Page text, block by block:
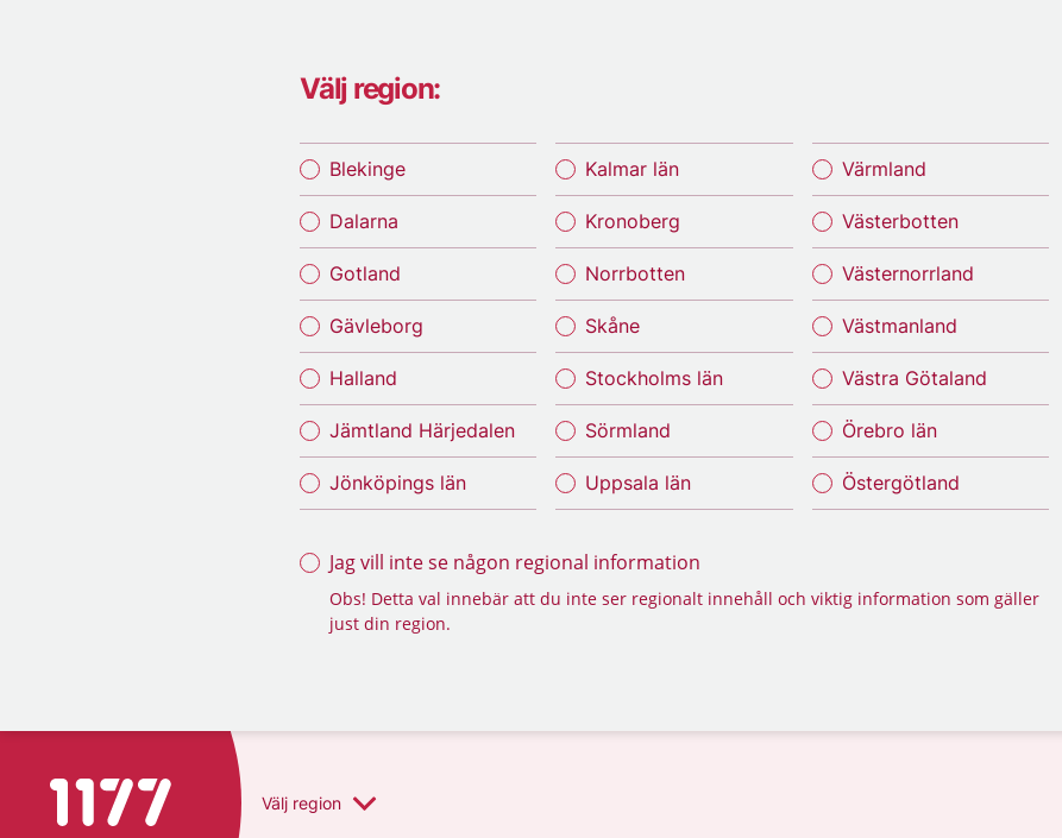
Välj region:
Blekinge
Dalarna
Gotland
Gävleborg
Halland
Jämtland Härjedalen
Jönköpings län
Kalmar län
Kronoberg
Norrbotten
Skåne
Stockholms län
Sörmland
Uppsala län
Värmland
Västerbotten
Västernorrland
Västmanland
Västra Götaland
Örebro län
Östergötland
Jag vill inte se någon regional information
Obs! Detta val innebär att du inte ser regionalt innehåll och viktig information som gäller
just din region.
Till startsidan för 1177 Välj region